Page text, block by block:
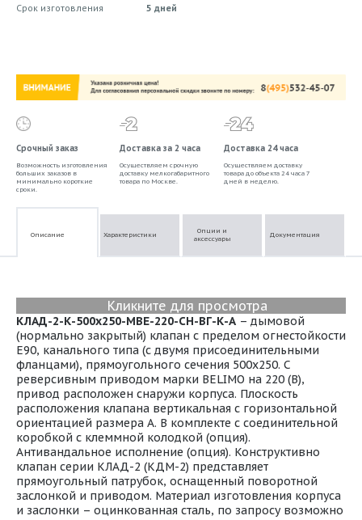
Срок изготовления
5 дней
Срочный заказ
Возможность изготовления
больших заказов в
минимально короткие
сроки.
Доставка за 2 часа
Осуществляем срочную
доставку мелкогабаритного
товара по Москве.
Доставка 24 часа
Осуществляем доставку
товара до объекта 24 часа 7
дней в неделю.
Описание Характеристики
Опции и
аксессуары
Документация
Кликните для просмотра
КЛАД-2-К-500x250-МВЕ-220-СН-ВГ-К-А – дымовой
(нормально закрытый) клапан с пределом огнестойкости
E90, канального типа (с двумя присоединительными
фланцами), прямоугольного сечения 500x250. С
реверсивным приводом марки BELIMO на 220 (В),
привод расположен снаружи корпуса. Плоскость
расположения клапана вертикальная с горизонтальной
ориентацией размера А. В комплекте с соединительной
коробкой с клеммной колодкой (опция).
Антивандальное исполнение (опция). Конструктивно
клапан серии КЛАД-2 (КДМ-2) представляет
прямоугольный патрубок, оснащенный поворотной
заслонкой и приводом. Материал изготовления корпуса
и заслонки – оцинкованная сталь, по запросу возможно